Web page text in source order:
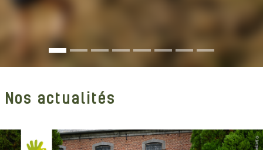
Nos actualités